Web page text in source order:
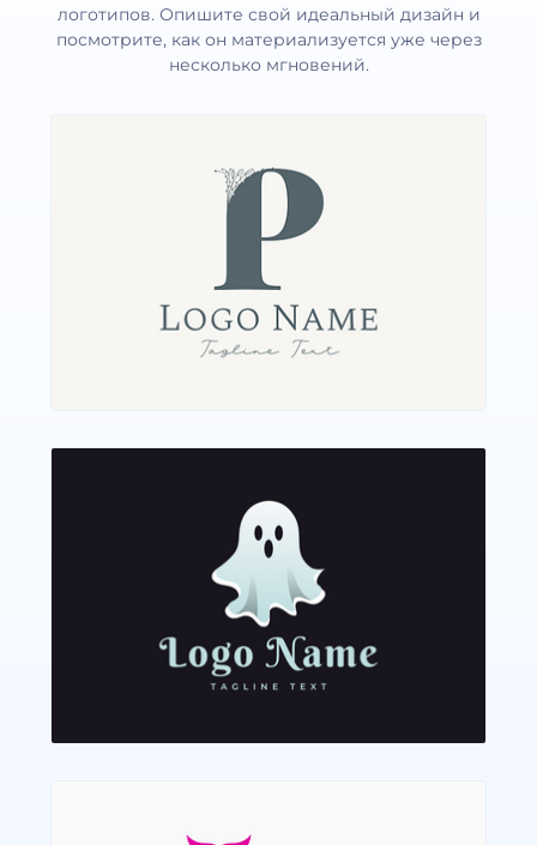
логотипов. Опишите свой идеальный дизайн и
посмотрите, как он материализуется уже через
несколько мгновений.